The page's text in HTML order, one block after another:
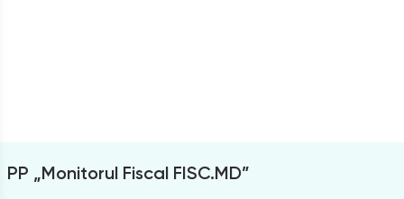
PP „Monitorul Fiscal FISC.MD”